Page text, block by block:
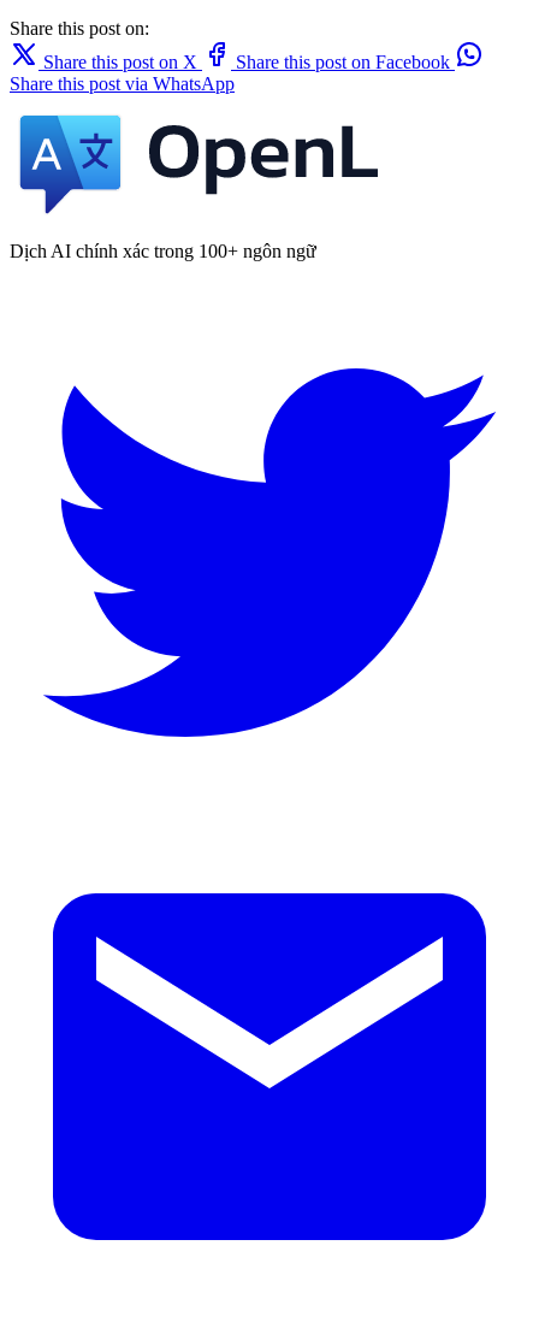
Share this post on:
Share this post on X
Share this post on Facebook
Share this post via WhatsApp
Dịch AI chính xác trong 100+ ngôn ngữ